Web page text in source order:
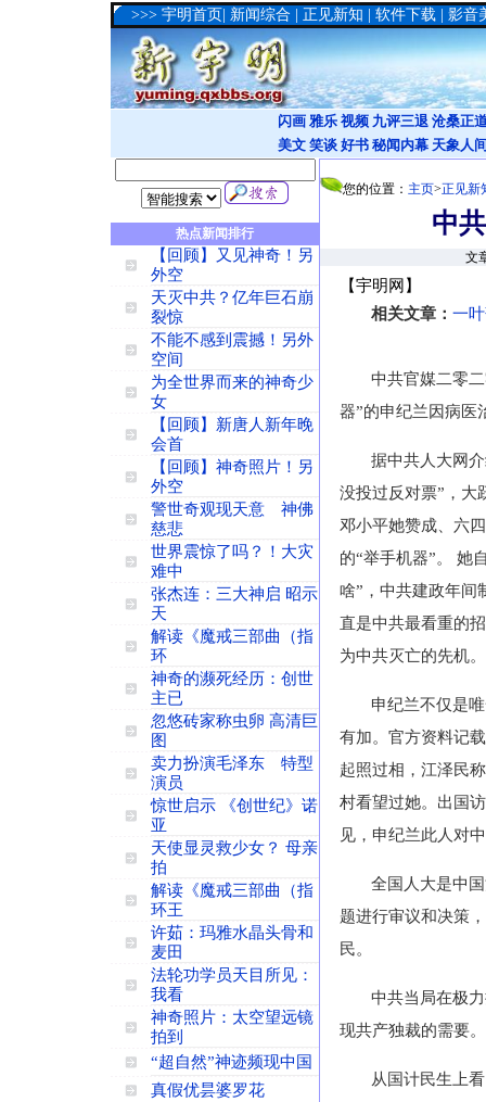
>>> 宇明首页 新闻综合 正见新知 软件下载 影音
闪画 雅乐 视频 九评三退 沧桑正
美文 笑谈 好书 秘闻内幕 天象人
热点新闻排行
【回顾】又见神奇！另
外空
天灭中共？亿年巨石崩
裂惊
不能不感到震撼！另外
空间
为全世界而来的神奇少
女
【回顾】新唐人新年晚
会首
【回顾】神奇照片！另
外空
警世奇观现天意 神佛
慈悲
世界震惊了吗？！大灾
难中
张杰连：三大神启 昭示
天
解读《魔戒三部曲（指
环
神奇的濒死经历：创世
主已
忽悠砖家称虫卵 高清巨
图
卖力扮演毛泽东 特型
演员
惊世启示 《创世纪》诺
亚
天使显灵救少女？ 母亲
拍
解读《魔戒三部曲（指
环王
许茹：玛雅水晶头骨和
麦田
法轮功学员天目所见：
我看
神奇照片：太空望远镜
拍到
“超自然”神迹频现中国
真假优昙婆罗花
您的位置： 主页>正见新
中
文
【宇明网】
相关文章：一
中共官媒二零
器”的申纪兰因病医
据中共人大网
没投过反对票”，大
邓小平她赞成、六
的“举手机器”。 她
啥”，中共建政年间
直是中共最看重的
为中共灭亡的先机。
申纪兰不仅是
有加。官方资料记
起照过相，江泽民
村看望过她。出国
见，申纪兰此人对
全国人大是中
题进行审议和决策
民。
中共当局在极
现共产独裁的需要。
从国计民生上